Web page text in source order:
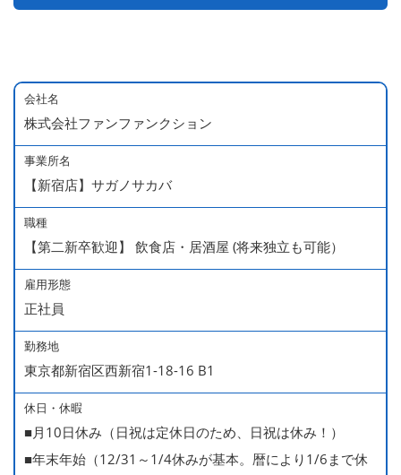
会社名
株式会社ファンファンクション
事業所名
【新宿店】サガノサカバ
職種
【第二新卒歓迎】 飲食店・居酒屋 (将来独立も可能）
雇用形態
正社員
勤務地
東京都新宿区西新宿1-18-16 B1
休日・休暇
■月10日休み（日祝は定休日のため、日祝は休み！）
■年末年始（12/31～1/4休みが基本。暦により1/6まで休